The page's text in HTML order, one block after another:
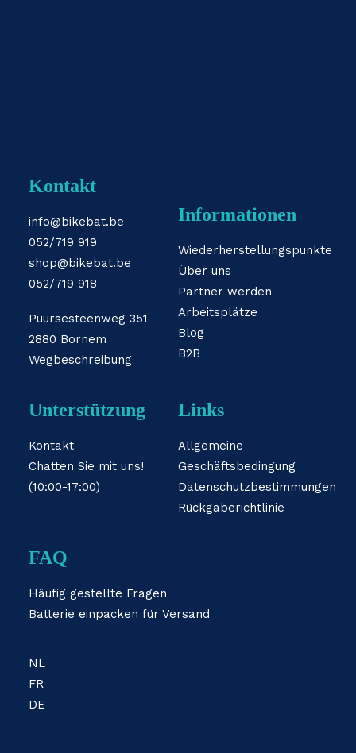
Kontakt
info@bikebat.be
052/719 919
shop@bikebat.be
052/719 918
Puursesteenweg 351
2880 Bornem
Wegbeschreibung
Informationen
Wiederherstellungspunkte
Über uns
Partner werden
Arbeitsplätze
Blog
B2B
Unterstützung
Kontakt
Chatten Sie mit uns!
(10:00-17:00)
Links
Allgemeine
Geschäftsbedingung
Datenschutzbestimmungen
Rückgaberichtlinie
FAQ
Häufig gestellte Fragen
Batterie einpacken für Versand
NL
FR
DE